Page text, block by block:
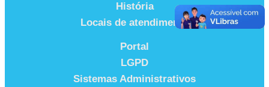
História
Locais de atendimento
Portal
LGPD
Sistemas Administrativos